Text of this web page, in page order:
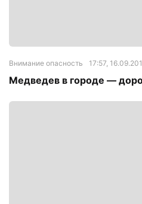
Внимание опасность 17:57,
Медведев в городе —